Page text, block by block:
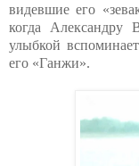
видевшие его
когда Александру
улыбкой
его «Ганжи».